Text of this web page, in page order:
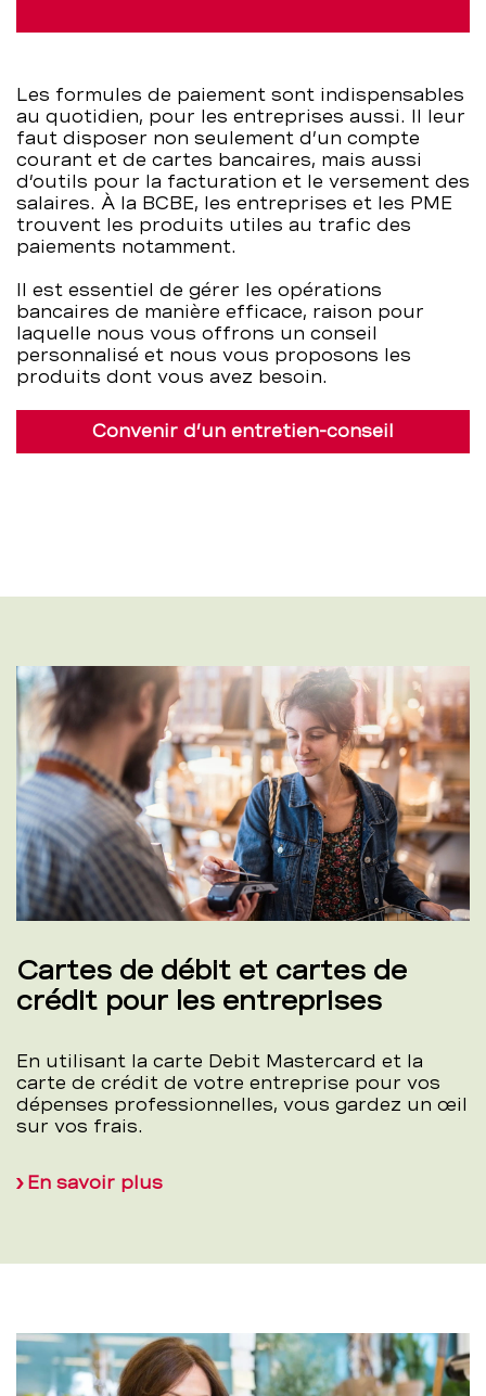
BCBE
Les formules de paiement sont indispensables
au quotidien, pour les entreprises aussi. Il leur
faut disposer non seulement d’un compte
courant et de cartes bancaires, mais aussi
d’outils pour la facturation et le versement des
salaires. À la BCBE, les entreprises et les PME
trouvent les produits utiles au trafic des
paiements notamment.
Il est essentiel de gérer les opérations
bancaires de manière efficace, raison pour
laquelle nous vous offrons un conseil
personnalisé et nous vous proposons les
produits dont vous avez besoin.
Convenir d’un entretien-conseil
Cartes de débit et cartes de
crédit pour les entreprises
En utilisant la carte Debit Mastercard et la
carte de crédit de votre entreprise pour vos
dépenses professionnelles, vous gardez un œil
sur vos frais.
En savoir plus